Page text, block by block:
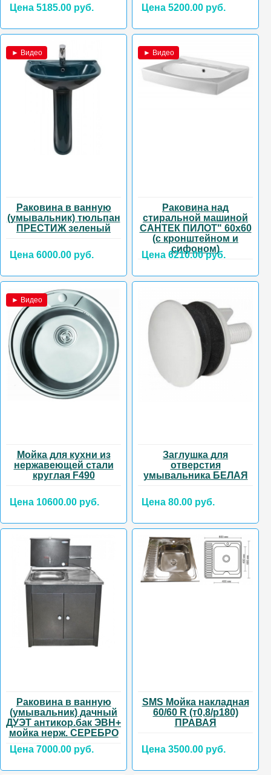
Цена 5185.00 руб. Цена 5200.00 руб.
► Видео
Раковина в ванную
(умывальник) тюльпан
ПРЕСТИЖ зеленый
Цена 6000.00 руб.
► Видео
Раковина над
стиральной машиной
САНТЕК ПИЛОТ" 60х60
(с кронштейном и
сифоном)
Цена 6210.00 руб.
► Видео
Мойка для кухни из
нержавеющей стали
круглая F490
Цена 10600.00 руб.
Заглушка для
отверстия
умывальника БЕЛАЯ
Цена 80.00 руб.
Раковина в ванную
(умывальник) дачный
ДУЭТ антикор.бак ЭВН+
мойка нерж. СЕРЕБРО
Цена 7000.00 руб.
SMS Мойка накладная
60/60 R (т0,8/р180)
ПРАВАЯ
Цена 3500.00 руб.